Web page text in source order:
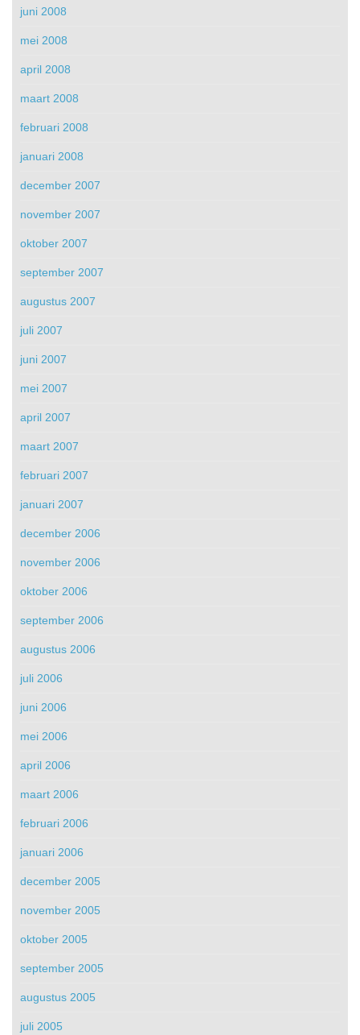
juni 2008
mei 2008
april 2008
maart 2008
februari 2008
januari 2008
december 2007
november 2007
oktober 2007
september 2007
augustus 2007
juli 2007
juni 2007
mei 2007
april 2007
maart 2007
februari 2007
januari 2007
december 2006
november 2006
oktober 2006
september 2006
augustus 2006
juli 2006
juni 2006
mei 2006
april 2006
maart 2006
februari 2006
januari 2006
december 2005
november 2005
oktober 2005
september 2005
augustus 2005
juli 2005